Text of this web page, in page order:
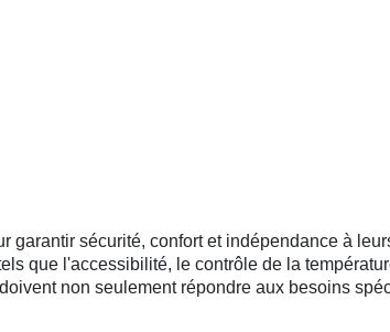
sécurité, confort et indépendance à
que l'accessibilité, le contrôle de la
non seulement répondre aux besoins